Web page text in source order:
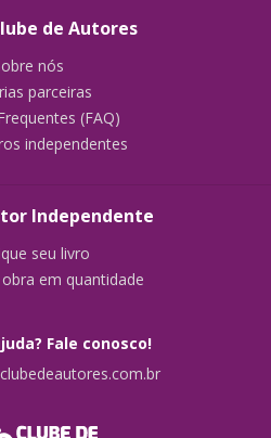
de Autores
nós
parceiras
(FAQ)
independentes
Independente
seu livro
em quantidade
Fale conosco!